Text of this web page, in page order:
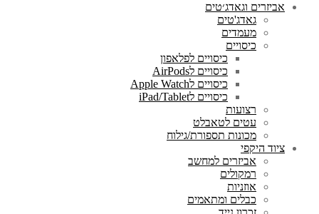
אביזרים וגאדג׳טים
גאדג'טים
מעמדים
כיסויים
כיסויים לפלאפון
כיסויים לAirPods
כיסויים לApple Watch
כיסויים לiPad/Tablet
רצועות
עטים לטאבלט
מכונות תספורת/גילוח
ציוד היקפי
אביזרים למחשב
רמקולים
אוזניות
כבלים ומתאמים